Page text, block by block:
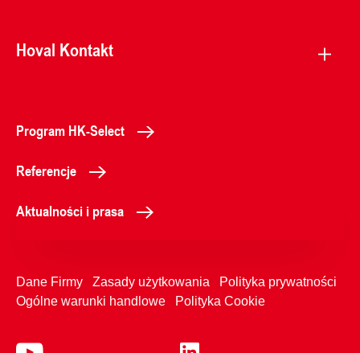
Hoval Kontakt
Program HK-Select
Referencje
Aktualności i prasa
Dane Firmy Zasady użytkowania
Polityka prywatności
Ogólne warunki handlowe
Polityka Cookie